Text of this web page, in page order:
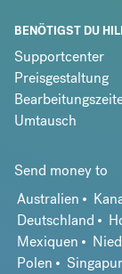
BENÖTIGST DU
Supportcenter
Preisgestaltung
Umtausch
Send money to
Australien
Deutschland
Mexiquen
Polen
Singapur